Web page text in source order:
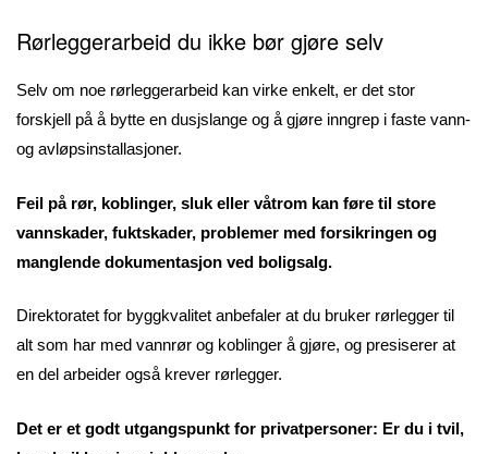
Rørleggerarbeid du ikke bør gjøre selv
Selv om noe rørleggerarbeid kan virke enkelt, er det stor
forskjell på å bytte en dusjslange og å gjøre inngrep i faste vann-
og avløpsinstallasjoner.
Feil på rør, koblinger, sluk eller våtrom kan føre til store
vannskader, fuktskader, problemer med forsikringen og
manglende dokumentasjon ved boligsalg.
Direktoratet for byggkvalitet anbefaler at du bruker rørlegger til
alt som har med vannrør og koblinger å gjøre, og presiserer at
en del arbeider også krever rørlegger.
Det er et godt utgangspunkt for privatpersoner: Er du i tvil,